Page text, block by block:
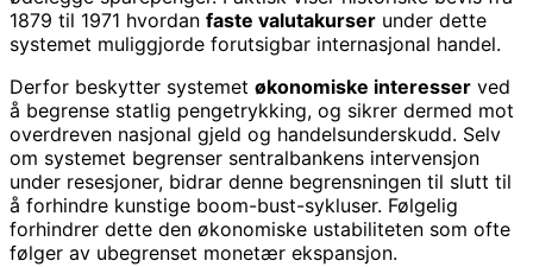
1879 til 1971 hvordan faste valutakurser under dette
systemet muliggjorde forutsigbar internasjonal handel.
Derfor beskytter systemet økonomiske interesser ved
å begrense statlig pengetrykking, og sikrer dermed mot
overdreven nasjonal gjeld og handelsunderskudd. Selv
om systemet begrenser sentralbankens intervensjon
under resesjoner, bidrar denne begrensningen til slutt til
å forhindre kunstige boom-bust-sykluser. Følgelig
forhindrer dette den økonomiske ustabiliteten som ofte
følger av ubegrenset monetær ekspansjon.